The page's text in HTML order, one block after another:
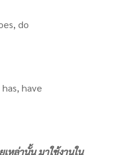
do
have
หล่านั้น มาใช้งานใน